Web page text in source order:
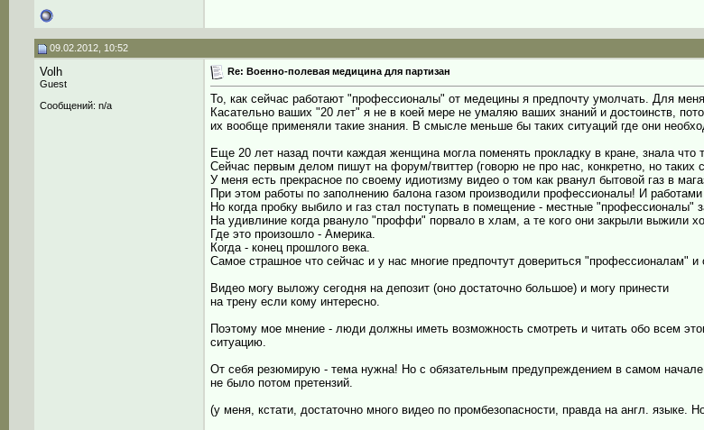
09.02.2012, 10:52
Volh
Guest
Сообщений: n/a
Re: Военно-полевая медицина для партизан
То, как сейчас работают "профессионалы" от медецины я предпочту умолчать. Для
Касательно ваших "20 лет" я не в коей мере не умаляю ваших знаний и достоинств,
их вообще применяли такие знания. В смысле меньше бы таких ситуаций где они
Еще 20 лет назад почти каждая женщина могла поменять прокладку в кране, знала что
Сейчас первым делом пишут на форум/твиттер (говорю не про нас, конкретно, но
У меня есть прекрасное по своему идиотизму видео о том как рванул бытовой газ в
При этом работы по заполнению балона газом производили профессионалы! И
Но когда пробку выбило и газ стал поступать в помещение - местные "профессионалы"
На удивлиние когда рвануло "проффи" порвало в хлам, а те кого они закрыли выжили
Где это произошло - Америка.
Когда - конец прошлого века.
Самое страшное что сейчас и у нас многие предпочтут довериться "профессионалам"
Видео могу выложу сегодня на депозит (оно достаточно большое) и могу принести
на трену если кому интересно.
Поэтому мое мнение - люди должны иметь возможность смотреть и читать обо всем
ситуацию.
От себя резюмирую - тема нужна! Но с обязательным предупреждением в самом
не было потом претензий.
(у меня, кстати, достаточно много видео по промбезопасности, правда на англ. языке.